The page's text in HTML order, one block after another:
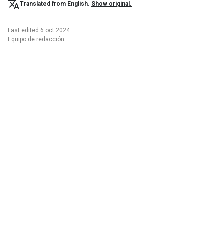
Translated from English. Show original.
Last edited 6 oct 2024
Equipo de redacción